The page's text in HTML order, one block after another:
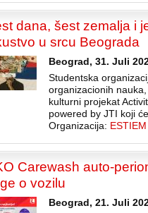
dana, šest zemalja i
u srcu Beograda
Beograd, 31. Juli
Studentska
organizacionih
kulturni projekat
powered by JTI koji
Organizacija: ESTIEM
Carewash auto-
o vozilu
Beograd, 21. Juli